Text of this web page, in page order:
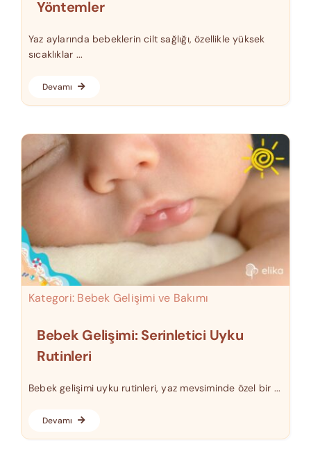
Yöntemler
Yaz aylarında bebeklerin cilt sağlığı, özellikle yüksek
sıcaklıklar ...
Devamı
Kategori: Bebek Gelişimi ve Bakımı
Bebek Gelişimi: Serinletici Uyku
Rutinleri
Bebek gelişimi uyku rutinleri, yaz mevsiminde özel bir ...
Devamı